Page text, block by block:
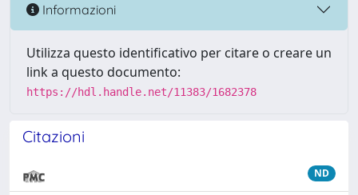
Informazioni
Utilizza questo identificativo per citare o creare un
link a questo documento:
https://hdl.handle.net/11383/1682378
Citazioni
ND